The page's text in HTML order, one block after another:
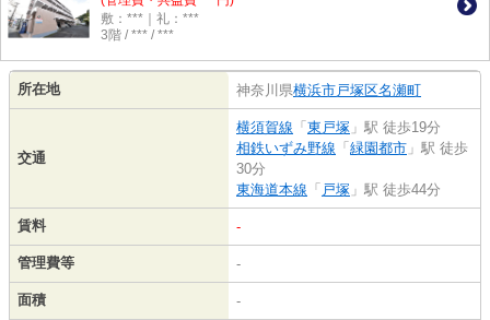
敷：***｜礼：***
3階 / *** / ***
所在地 神奈川県横浜市戸塚区名瀬町
交通
横須賀線 「 東戸塚 」駅 徒歩19分
相鉄いずみ野線 「 緑園都市 」駅 徒歩
30分
東海道本線 「 戸塚 」駅 徒歩44分
賃料 -
管理費等 -
面積 -